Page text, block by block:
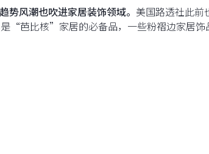
风潮也吹进家居装饰领域。 美国路透社此前
“芭比核”家居的必备品，一些粉褶边家居饰